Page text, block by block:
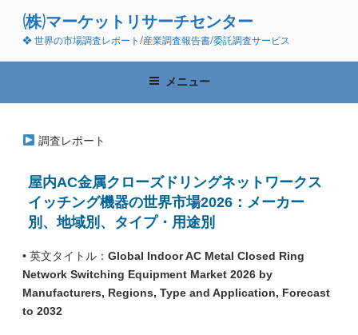
ン
(株)マーケットリサーチセンター
❖ 世界の市場調査レポート/産業調査報告書/委託調査サービス
メニュー
調査レポート
屋内AC金属クローズドリングネットワークス
イッチング機器の世界市場2026：メーカー
別、地域別、タイプ・用途別
• 英文タイトル： Global Indoor AC Metal Closed Ring
Network Switching Equipment Market 2026 by
Manufacturers, Regions, Type and Application, Forecast
to 2032